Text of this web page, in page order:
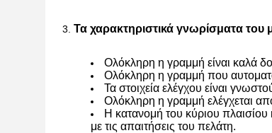
3. Τα χαρακτηριστικά γνωρίσματα
Ολόκληρη η γραμμή είναι καλά
Ολόκληρη η γραμμή που
Τα στοιχεία ελέγχου είναι
Ολόκληρη η γραμμή ελέγχεται
Η κατανομή του κύριου πλαισίου
με τις απαιτήσεις του πελάτη.